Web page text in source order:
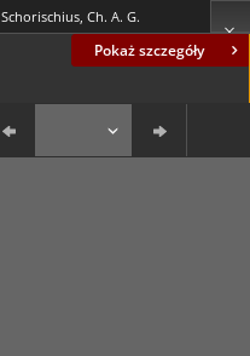
Pokaż szczegóły
Schorischius, Ch. A. G.